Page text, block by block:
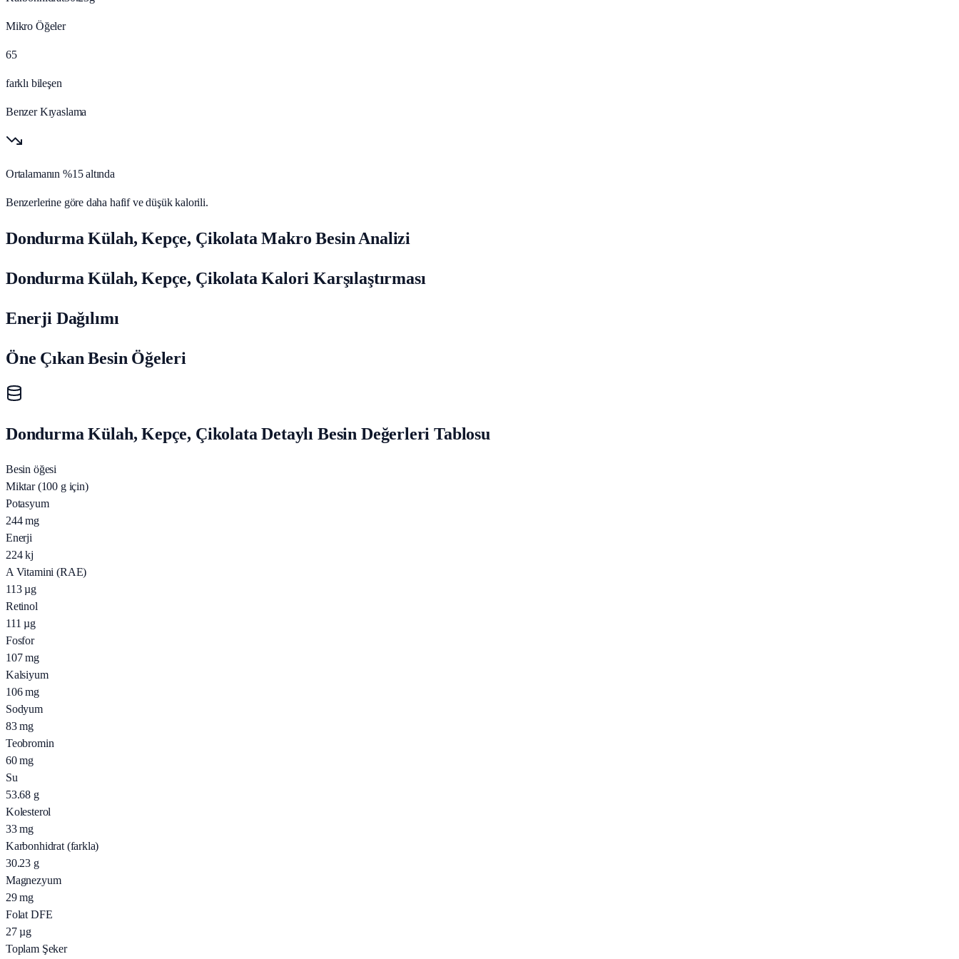
Mikro Öğeler
65
farklı bileşen
Benzer Kıyaslama
Ortalamanın %15 altında
Benzerlerine göre daha hafif ve düşük kalorili.
Dondurma Külah, Kepçe, Çikolata Makro Besin Analizi
Dondurma Külah, Kepçe, Çikolata Kalori Karşılaştırması
Enerji Dağılımı
Öne Çıkan Besin Öğeleri
Dondurma Külah, Kepçe, Çikolata Detaylı Besin Değerleri Tablosu
Besin öğesi
Miktar (100 g için)
Potasyum
244 mg
Enerji
224 kj
A Vitamini (RAE)
113 µg
Retinol
111 µg
Fosfor
107 mg
Kalsiyum
106 mg
Sodyum
83 mg
Teobromin
60 mg
Su
53.68 g
Kolesterol
33 mg
Karbonhidrat (farkla)
30.23 g
Magnezyum
29 mg
Folat DFE
27 µg
Toplam Şeker